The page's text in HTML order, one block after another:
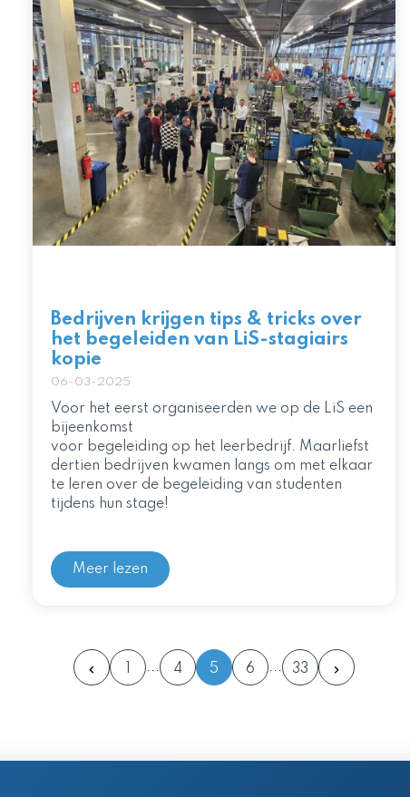
Bedrijven krijgen tips & tricks over
het begeleiden van LiS-stagiairs
kopie
06-03-2025
Voor het eerst organiseerden we op de LiS een
bijeenkomst
voor begeleiding op het leerbedrijf. Maarliefst
dertien bedrijven kwamen langs om met elkaar
te leren over de begeleiding van studenten
tijdens hun stage!
Meer lezen
4 5 6 33